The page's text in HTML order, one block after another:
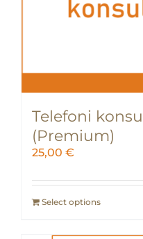
Telefoni
(Premium)
25,00 €
Select options